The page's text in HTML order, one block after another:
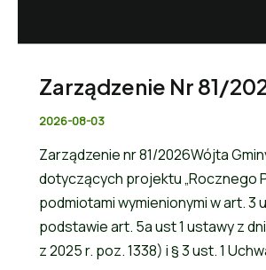
Zarządzenie Nr 81/
2026-08-03
Zarządzenie nr 81/2026Wójta
dotyczących projektu „Rocznego
podmiotami wymienionymi w art. 3
podstawie art. 5a ust 1 ustawy z
z 2025 r. poz. 1338) i § 3 ust. 1